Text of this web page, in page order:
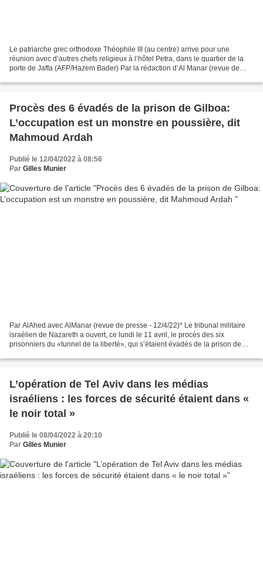
Le patriarche grec orthodoxe Théophile III (au centre) arrive pour une
réunion avec d’autres chefs religieux à l’hôtel Petra, dans le quartier de la
porte de Jaffa (AFP/Hazem Bader) Par la rédaction d’Al Manar (revue de
Procès des 6 évadés de la prison de Gilboa:
L’occupation est un monstre en poussière, dit
Mahmoud Ardah
Publié le 12/04/2022 à 08:56
Par Gilles Munier
Par AlAhed avec AlManar (revue de presse - 12/4/22)* Le tribunal militaire
israélien de Nazareth a ouvert, ce lundi le 11 avril, le procès des six
prisonniers du «tunnel de la liberté», qui s’étaient évadés de la prison de
L’opération de Tel Aviv dans les médias
israéliens : les forces de sécurité étaient dans «
le noir total »
Publié le 08/04/2022 à 20:10
Par Gilles Munier